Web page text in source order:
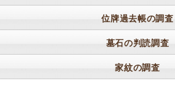
位牌過去帳の調査
墓石の判読調査
家紋の調査